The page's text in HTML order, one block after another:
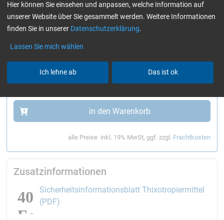
Art.-Nr. 2101206
Liefertermin auf Anfrage
Artikel auf die Wunschliste
- +
in den Warenkorb
alle Preise inkl. 19% MwSt, ggf. zzgl. Frachtkosten
Zusatzinformationen
Sicherheitsinformationsblatt Thixotropiermittel
(PDF)
Hier können Sie einsehen und anpassen, welche Information auf
unserer Website über Sie gesammelt werden. Weitere Informationen
finden Sie in unserer Datenschutzerklärung.
Lassen Sie mich wählen
Ich lehne ab Das ist ok